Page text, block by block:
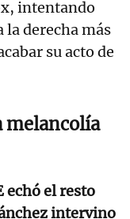
intentando
la derecha más
su acto de
melancolía
echó el resto
intervino